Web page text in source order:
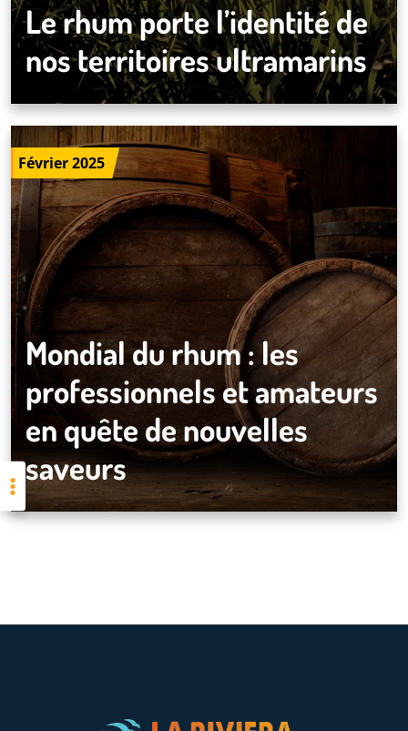
Le rhum porte l’identité de
nos territoires ultramarins
Février 2025
Mondial du rhum : les
professionnels et amateurs
en quête de nouvelles
saveurs